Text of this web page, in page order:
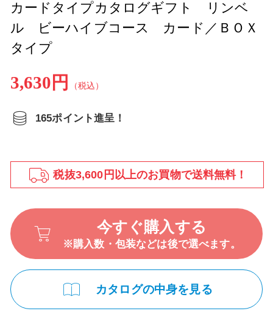
カードタイプカタログギフト リンベ
ル ビーハイブコース カード／ＢＯＸ
タイプ
3,630円 （税込）
165ポイント進呈！
税抜3,600円以上のお買物で送料無料！
今すぐ購入する
※購入数・包装などは後で選べます。
カタログの中身を見る